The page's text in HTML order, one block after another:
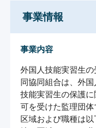
事業情報
事業内容
外国人技能実習生の
同協同組合は、外
技能実習生の保護
可を受けた監理団体
区域および職種は